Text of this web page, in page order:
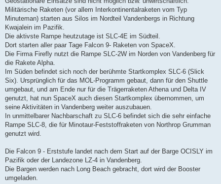
Militärische Raketen (vor allem Interkontinentalraketen vom Typ
Minuteman) starten aus Silos im Nordteil Vandenbergs in Richtung
Kwajalein im Pazifik.
Die aktivste Rampe heutzutage ist SLC-4E im Südteil.
Dort starten aller paar Tage Falcon 9- Raketen von SpaceX.
Die Firma Firefly nutzt die Rampe SLC-2W im Norden von Vandenberg für
die Rakete Alpha.
Im Süden befindet sich noch der berühmte Startkomplex SLC-6 (Slick
Six). Ursprünglich für das MOL-Programm gebaut, dann für den Shuttle
umgebaut, und am Ende nur für die Trägerraketen Athena und Delta IV
genutzt, hat nun SpaceX auch diesen Startkomplex übernommen, um
seine Aktivitäten in Vandenberg weiter auszubauen.
In unmittelbarer Nachbarschaft zu SLC-6 befindet sich die sehr einfache
Rampe SLC-8, die für Minotaur-Feststoffraketen von Northrop Grumman
genutzt wird.
Die Falcon 9 - Erststufe landet nach dem Start auf der Barge OCISLY im
Pazifik oder der Landezone LZ-4 in Vandenberg.
Die Bargen werden nach Long Beach gebracht, dort wird der Booster
umgeladen.